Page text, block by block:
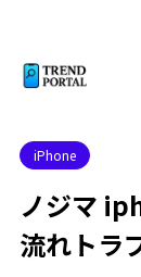
iPhone
ノジマ
流れトラ
1.7.1
ノジマの
ノジ